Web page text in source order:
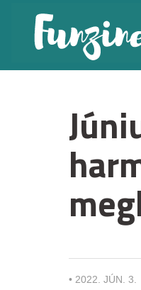
• 2022. JÚN. 3.